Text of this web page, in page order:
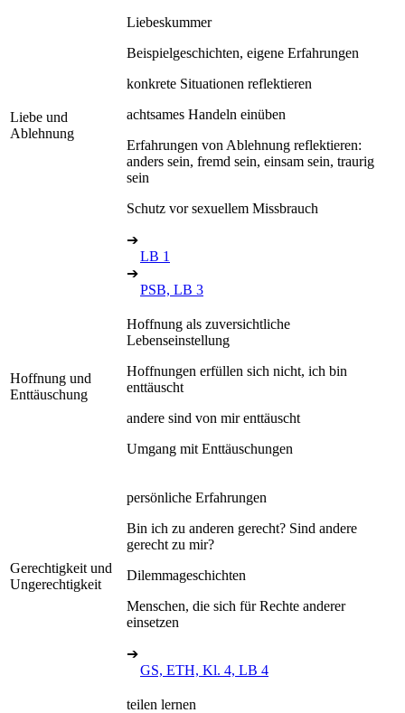
Liebe und
Ablehnung
Liebeskummer
Beispielgeschichten, eigene Erfahrungen
konkrete Situationen reflektieren
achtsames Handeln einüben
Erfahrungen von Ablehnung reflektieren:
anders sein, fremd sein, einsam sein, traurig
sein
Schutz vor sexuellem Missbrauch
➔
LB 1
➔
PSB, LB 3
Hoffnung und
Enttäuschung
Hoffnung als zuversichtliche
Lebenseinstellung
Hoffnungen erfüllen sich nicht, ich bin
enttäuscht
andere sind von mir enttäuscht
Umgang mit Enttäuschungen
Gerechtigkeit und
Ungerechtigkeit
persönliche Erfahrungen
Bin ich zu anderen gerecht? Sind andere
gerecht zu mir?
Dilemmageschichten
Menschen, die sich für Rechte anderer
einsetzen
➔
GS, ETH, Kl. 4, LB 4
teilen lernen